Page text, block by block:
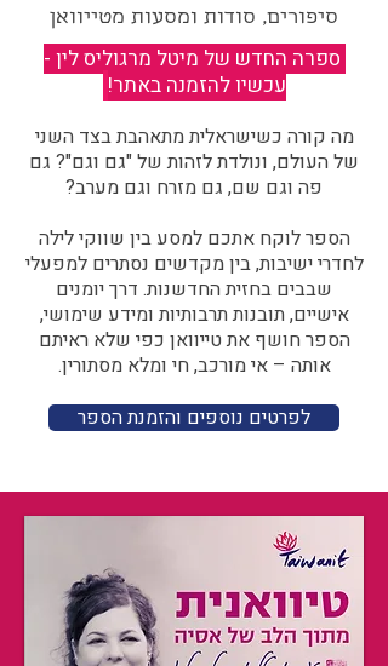
סיפורים, סודות ומסעות מטייוואן
ספרה החדש של מיטל מרגוליס לין -
עכשיו להזמנה באתר!
מה קורה כשישראלית מתאהבת בצד השני
של העולם, ונולדת לזהות של "גם וגם"? גם
פה וגם שם, גם מזרח וגם מערב?​​
הספר לוקח אתכם למסע בין שווקי לילה
לחדרי ישיבות, בין מקדשים נסתרים למפעלי
שבבים בחזית החדשנות. דרך יומנים
אישיים, תובנות תרבותיות ומידע שימושי,
הספר חושף את טייוואן כפי שלא ראיתם
אותה – אי מורכב, חי ומלא מסתורין.
לפרטים נוספים והזמנת הספר